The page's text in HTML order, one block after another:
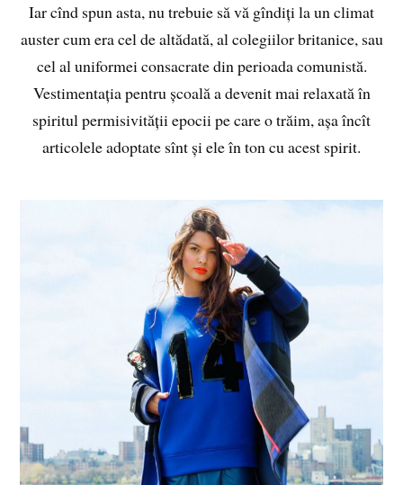
Iar cînd spun asta, nu trebuie să vă gîndiți la un climat
auster cum era cel de altădată, al colegiilor britanice, sau
cel al uniformei consacrate din perioada comunistă.
Vestimentația pentru școală a devenit mai relaxată în
spiritul permisivității epocii pe care o trăim, așa încît
articolele adoptate sînt și ele în ton cu acest spirit.